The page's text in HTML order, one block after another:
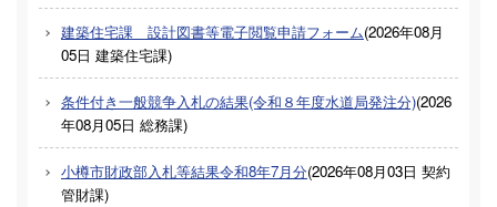
建築住宅課 設計図書等電子閲覧申請フォーム(2026年08月
05日 建築住宅課)
条件付き一般競争入札の結果(令和８年度水道局発注分)(2026
年08月05日 総務課)
小樽市財政部入札等結果令和8年7月分(2026年08月03日 契約
管財課)